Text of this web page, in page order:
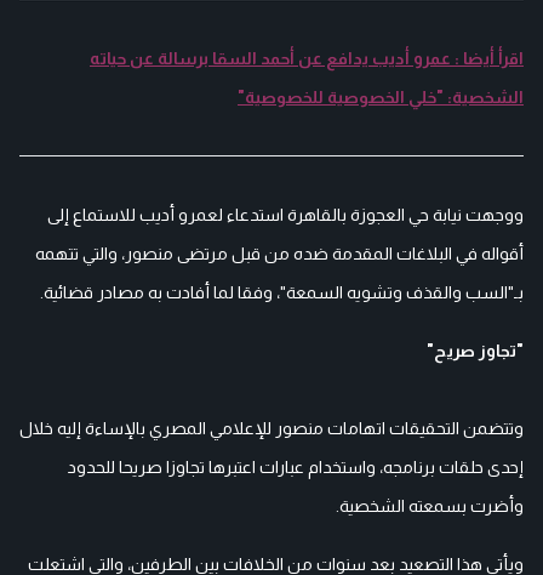
اقرأ أيضا : عمرو أديب يدافع عن أحمد السقا برسالة عن حياته
الشخصية: "خلي الخصوصية للخصوصية"
ووجهت نيابة حي العجوزة بالقاهرة استدعاء لعمرو أديب للاستماع إلى
أقواله في البلاغات المقدمة ضده من قبل مرتضى منصور، والتي تتهمه
بـ"السب والقذف وتشويه السمعة"، وفقا لما أفادت به مصادر قضائية.
"تجاوز صريح"
وتتضمن التحقيقات اتهامات منصور للإعلامي المصري بالإساءة إليه خلال
إحدى حلقات برنامجه، واستخدام عبارات اعتبرها تجاوزا صريحا للحدود
وأضرت بسمعته الشخصية.
ويأتي هذا التصعيد بعد سنوات من الخلافات بين الطرفين، والتي اشتعلت